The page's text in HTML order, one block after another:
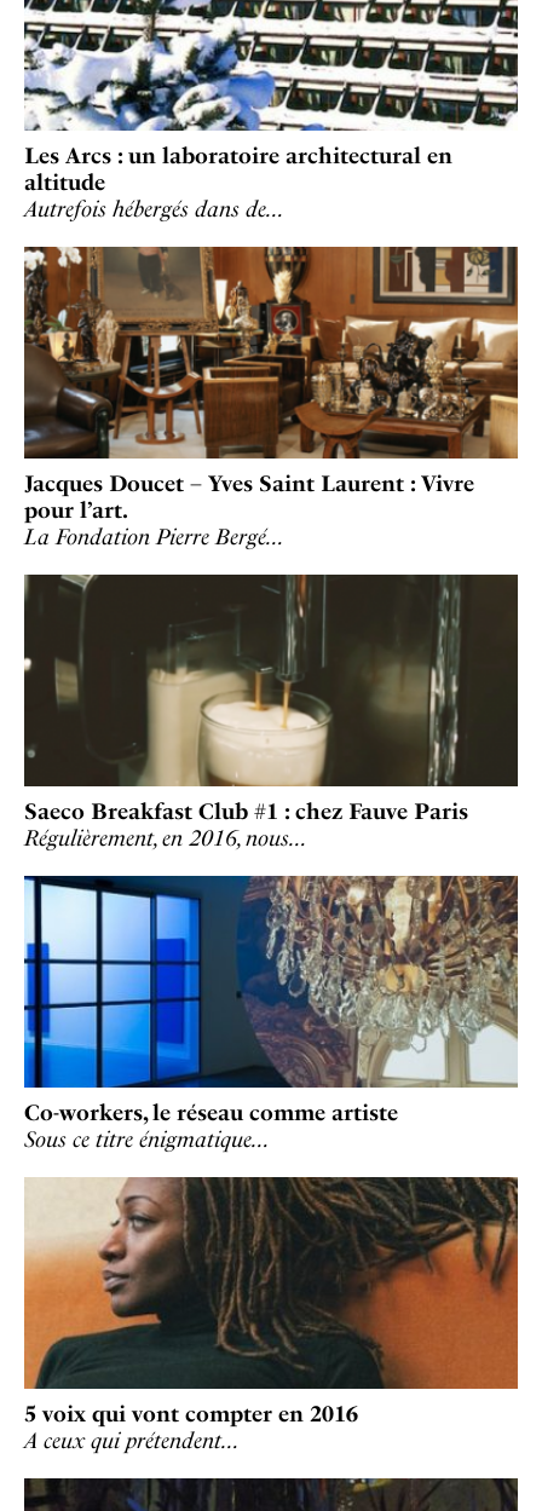
Les Arcs : un laboratoire architectural en
altitude
Autrefois hébergés dans de…
Jacques Doucet – Yves Saint Laurent : Vivre
pour l’art.
La Fondation Pierre Bergé…
Saeco Breakfast Club #1 : chez Fauve Paris
Régulièrement, en 2016, nous…
Co-workers, le réseau comme artiste
Sous ce titre énigmatique…
5 voix qui vont compter en 2016
A ceux qui prétendent…